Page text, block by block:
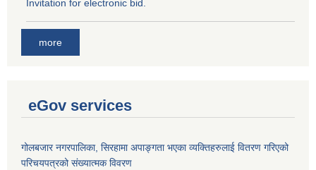
Invitation for electronic bid.
more
eGov services
गोलबजार नगरपालिका, सिरहामा अपाङ्गता भएका व्यक्तिहरुलाई वितरण गरिएको
परिचयपत्रको संख्यात्मक विवरण